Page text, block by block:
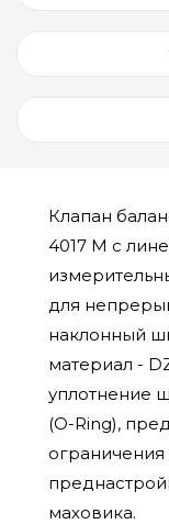
Клапан
4017 M с
для
наклонный
материал -
уплотнение
(O-Ring),
маховика.